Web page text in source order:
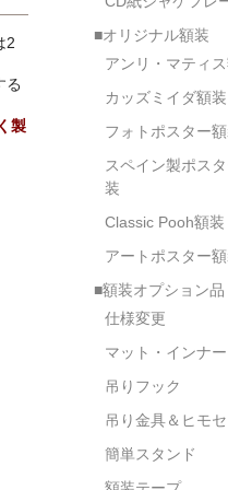
2
る
製
■オリジナル額装
アンリ・マティ
カッズミイダ額装
フォトポスター
スペイン製ポス
装
Classic Pooh額装
アートポスター
■額装オプション品
仕様変更
マット・インナー
吊りフック
吊り金具＆ヒモセ
簡単スタンド